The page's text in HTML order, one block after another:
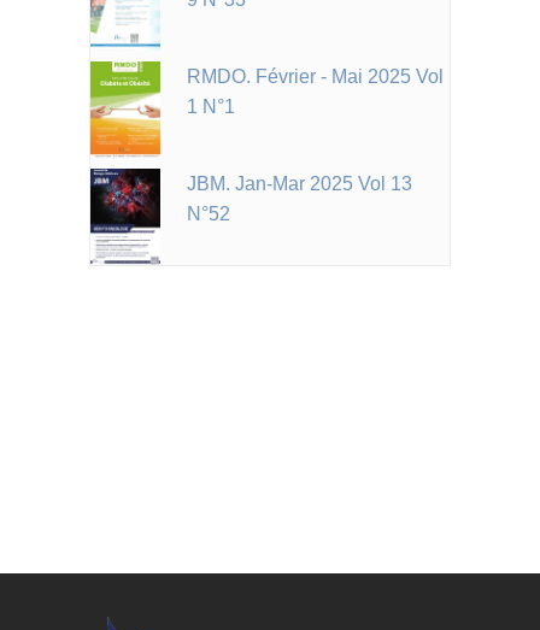
RMDO. Février - Mai 2025 Vol
1 N°1
JBM. Jan-Mar 2025 Vol 13
N°52